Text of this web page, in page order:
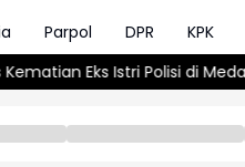
Parpol DPR KPK
di Medan Christina Jajaki